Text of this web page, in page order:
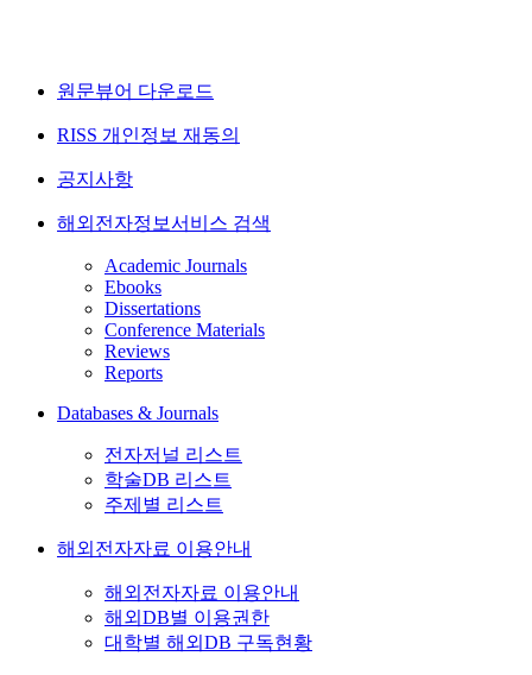
원문뷰어 다운로드
RISS 개인정보 재동의
공지사항
해외전자정보서비스 검색
Academic Journals
Ebooks
Dissertations
Conference Materials
Reviews
Reports
Databases & Journals
전자저널 리스트
학술DB 리스트
주제별 리스트
해외전자자료 이용안내
해외전자자료 이용안내
해외DB별 이용권한
대학별 해외DB 구독현황